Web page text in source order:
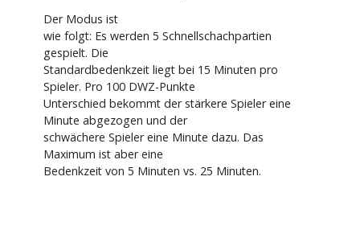
Der Modus ist
wie folgt: Es werden 5 Schnellschachpartien
gespielt. Die
Standardbedenkzeit liegt bei 15 Minuten pro
Spieler. Pro 100 DWZ-Punkte
Unterschied bekommt der stärkere Spieler eine
Minute abgezogen und der
schwächere Spieler eine Minute dazu. Das
Maximum ist aber eine
Bedenkzeit von 5 Minuten vs. 25 Minuten.